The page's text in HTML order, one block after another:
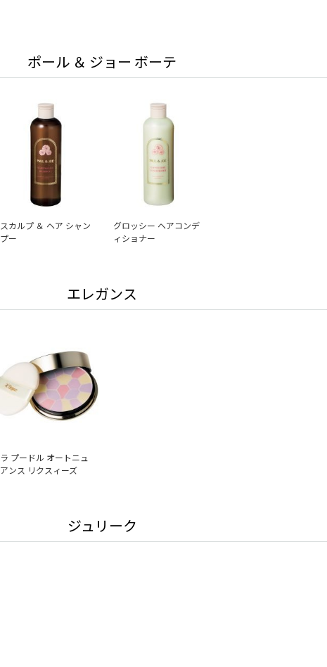
ポール ＆ ジョー ボーテ
スカルプ ＆ ヘア シャン
プー
グロッシー ヘアコンデ
ィショナー
エレガンス
ラ プードル オートニュ
アンス リクスィーズ
ジュリーク